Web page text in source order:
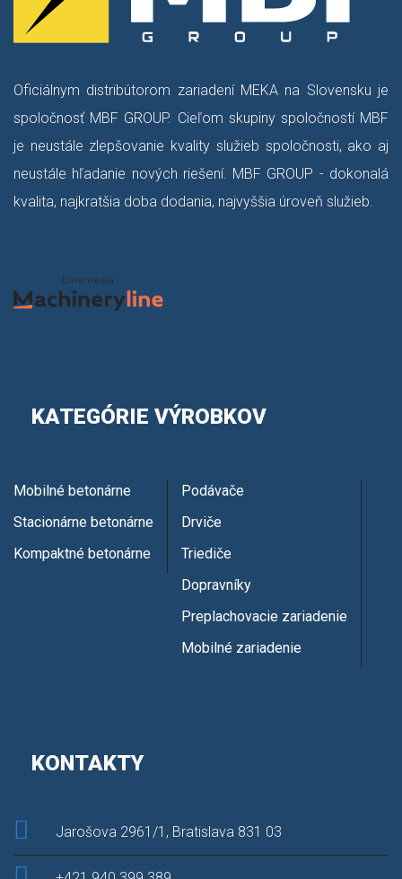
Oficiálnym distribútorom zariadení MEKA na Slovensku je
spoločnosť MBF GROUP. Cieľom skupiny spoločností MBF
je neustále zlepšovanie kvality služieb spoločnosti, ako aj
neustále hľadanie nových riešení. MBF GROUP - dokonalá
kvalita, najkratšia doba dodania, najvyššia úroveň služieb.
KATEGÓRIE VÝROBKOV
Mobilné betonárne
Stacionárne betonárne
Kompaktné betonárne
Podávače
Drviče
Triediče
Dopravníky
Preplachovacie zariadenie
Mobilné zariadenie
KONTAKTY
Jarošova 2961/1, Bratislava 831 03